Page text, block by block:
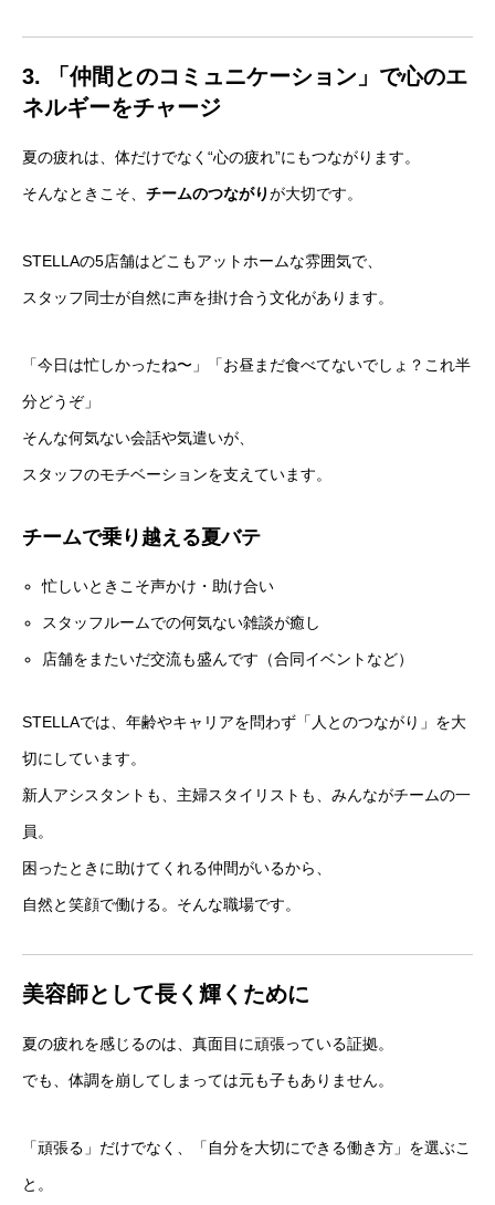
3. 「仲間とのコミュニケーション」で心のエ
ネルギーをチャージ
夏の疲れは、体だけでなく“心の疲れ”にもつながります。
そんなときこそ、 チームのつながりが大切です。
STELLAの5店舗はどこもアットホームな雰囲気で、
スタッフ同士が自然に声を掛け合う文化があります。
「今日は忙しかったね〜」「お昼まだ食べてないでしょ？これ半
分どうぞ」
そんな何気ない会話や気遣いが、
スタッフのモチベーションを支えています。
チームで乗り越える夏バテ
忙しいときこそ声かけ・助け合い
スタッフルームでの何気ない雑談が癒し
店舗をまたいだ交流も盛んです（合同イベントなど）
STELLAでは、年齢やキャリアを問わず「人とのつながり」を大
切にしています。
新人アシスタントも、主婦スタイリストも、みんながチームの一
員。
困ったときに助けてくれる仲間がいるから、
自然と笑顔で働ける。そんな職場です。
美容師として長く輝くために
夏の疲れを感じるのは、真面目に頑張っている証拠。
でも、体調を崩してしまっては元も子もありません。
「頑張る」だけでなく、「自分を大切にできる働き方」を選ぶこ
と。